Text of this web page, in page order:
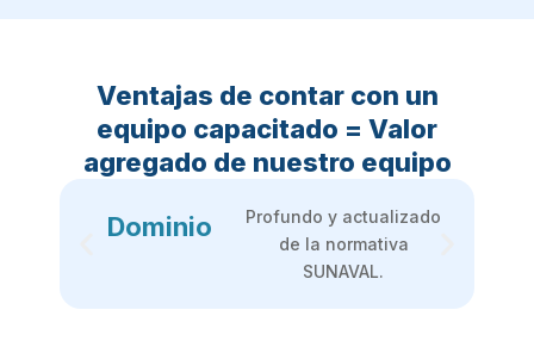
Ventajas de contar con un
equipo capacitado = Valor
agregado de nuestro equipo
Dominio
Profundo y actualizado
de la normativa
SUNAVAL.